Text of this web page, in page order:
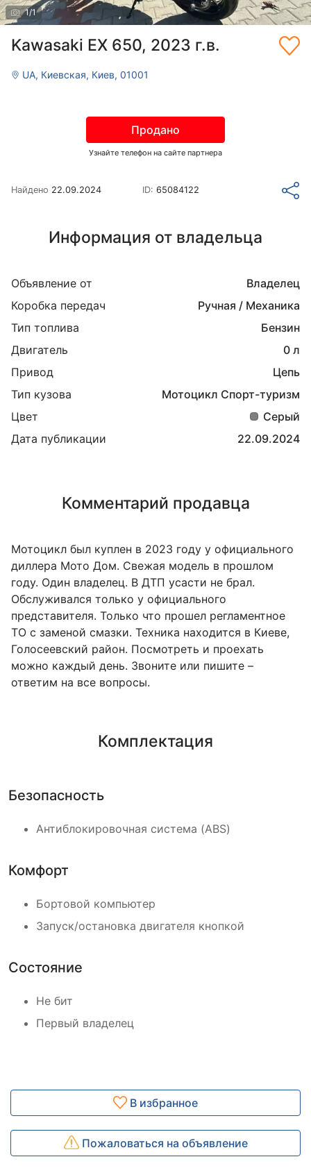
1/1
Kawasaki EX 650, 2023 г.в.
UA, Киевская, Киев, 01001
Продано
Узнайте телефон на сайте партнера
Найдено 22.09.2024 ID: 65084122
Информация от владельца
Объявление от
Владелец
Коробка передач
Ручная / Механика
Тип топлива
Бензин
Двигатель
0 л
Привод
Цепь
Тип кузова
Мотоцикл Спорт-туризм
Цвет
Серый
Дата публикации
22.09.2024
Комментарий продавца
Мотоцикл был куплен в 2023 году у официального
диллера Мото Дом. Свежая модель в прошлом
году. Один владелец. В ДТП усасти не брал.
Обслуживался только у официального
представителя. Только что прошел регламентное
ТО с заменой смазки. Техника находится в Киеве,
Голосеевский район. Посмотреть и проехать
можно каждый день. Звоните или пишите –
ответим на все вопросы.
Комплектация
Безопасность
Антиблокировочная система (ABS)
Комфорт
Бортовой компьютер
Запуск/остановка двигателя кнопкой
Состояние
Не бит
Первый владелец
В избранное
Пожаловаться на объявление